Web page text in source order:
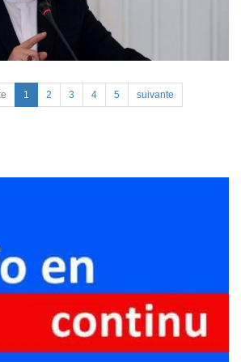
1 2 3 4 5 suivante